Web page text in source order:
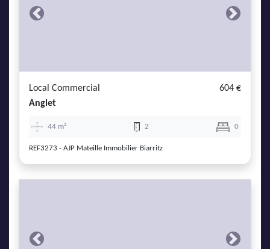
Previous Next
Local Commercial
604 €
Anglet
44 m² 2 0
REF3273 - AJP Mateille Immobilier Biarritz
Previous Next